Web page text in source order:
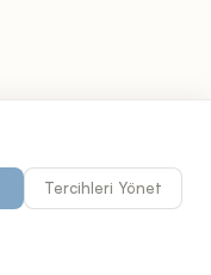
Tercihleri Yönet